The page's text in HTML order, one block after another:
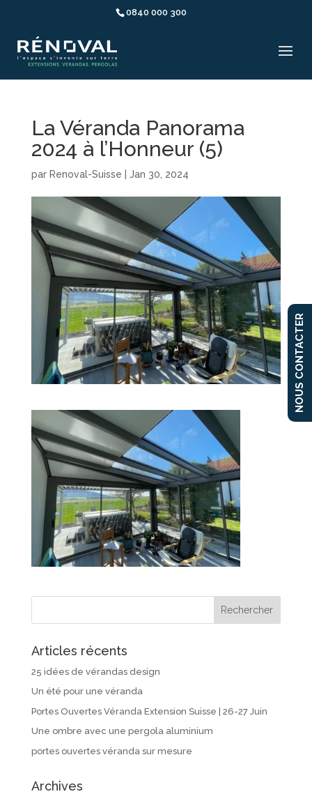
0840 000 300
La Véranda Panorama
2024 à l’Honneur (5)
par Renoval-Suisse Jan 30, 2024
Articles récents
25 idées de vérandas design
Un été pour une véranda
Portes Ouvertes Véranda Extension Suisse | 26-27 Juin
Une ombre avec une pergola aluminium
portes ouvertes véranda sur mesure
Archives
NOUS CONTACTER